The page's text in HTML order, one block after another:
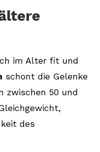
im Alter fit und
schont die Gelenke
zwischen 50 und
des